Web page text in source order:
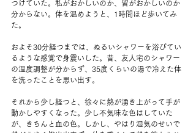
つけていた。私がおかしいのか、皆がおかしいのか
分からない。体を温めようと、1時間ほど歩いてみ
た。
およそ30分経つまでは、ぬるいシャワーを浴びてい
るような感覚で身震いした。昔、友人宅のシャワー
の温度調整が分からず、35度くらいの湯で冷えた体
を洗ったことを思い出す。
それから少し経つと、徐々に熱が湧き上がって手が
動かしやすくなった。少し不気味な色はしていた
が、きちんと血の色。しかし、やはり湿気のせいで